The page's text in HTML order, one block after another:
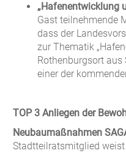
„Hafenentwicklung
Gast teilnehmende
dass der
zur Thematik
Rothenburgsort aus
einer der
TOP 3 Anliegen der
Neubaumaßnahmen
Stadtteilratsmitglied